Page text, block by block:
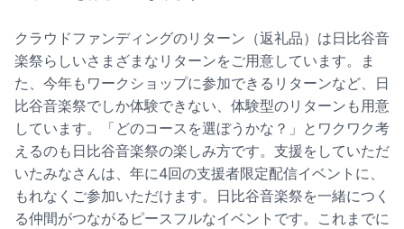
クラウドファンディングのリターン（返礼品）は日比谷音
楽祭らしいさまざまなリターンをご用意しています。ま
た、今年もワークショップに参加できるリターンなど、日
比谷音楽祭でしか体験できない、体験型のリターンも用意
しています。「どのコースを選ぼうかな？」とワクワク考
えるのも日比谷音楽祭の楽しみ方です。支援をしていただ
いたみなさんは、年に4回の支援者限定配信イベントに、
もれなくご参加いただけます。日比谷音楽祭を一緒につく
る仲間がつながるピースフルなイベントです。これまでに